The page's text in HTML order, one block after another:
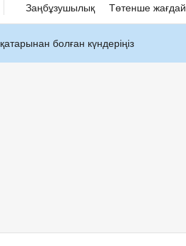
Заңбұзушылық Төтенше жағдай
болған күндеріңіз